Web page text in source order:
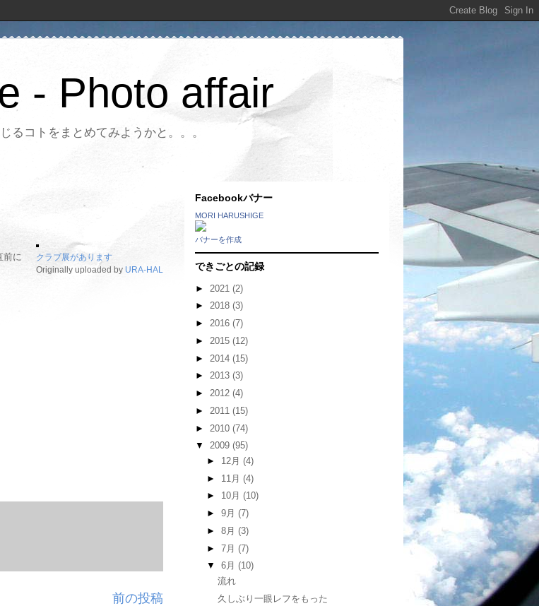
- Photo affair
るコトをまとめてみようかと。。。
クラブ展があります
Originally uploaded by URA-HAL
前に
前の投稿
Facebookバナー
MORI HARUSHIGE
バナーを作成
できごとの記録
► 2021 (2)
► 2018 (3)
► 2016 (7)
► 2015 (12)
► 2014 (15)
► 2013 (3)
► 2012 (4)
► 2011 (15)
► 2010 (74)
▼ 2009 (95)
► 12月 (4)
► 11月 (4)
► 10月 (10)
► 9月 (7)
► 8月 (3)
► 7月 (7)
▼ 6月 (10)
流れ
久しぶり一眼レフをもった